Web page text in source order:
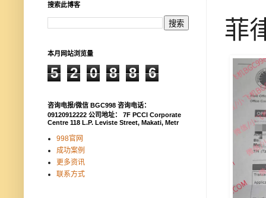
菲
搜索此博客
本月网站浏览量
5 2 0 8 8 6
咨询电报/微信 BGC998 咨询电话：
09120912222 公司地址： 7F PCCI Corporate
Centre 118 L.P. Leviste Street, Makati, Metr
998官网
成功案例
更多资讯
联系方式